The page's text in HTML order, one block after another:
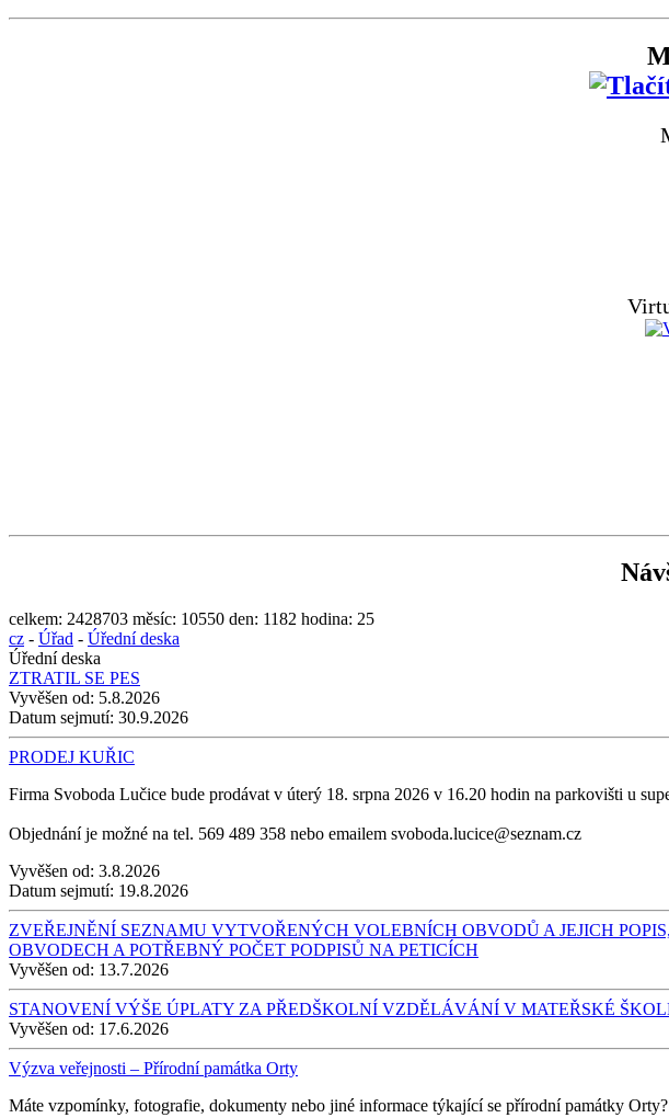
celkem: 2428703 měsíc: 10550 den: 1182 hodina: 25
cz - Úřad - Úřední deska
Úřední deska
ZTRATIL SE PES
Vyvěšen od: 5.8.2026
Datum sejmutí: 30.9.2026
PRODEJ KUŘIC
Firma Svoboda Lučice bude prodávat v úterý 18. srpna 2026 v 16.20 hodin na parkovišti u
Objednání je možné na tel. 569 489 358 nebo emailem svoboda.lucice@seznam.cz
Vyvěšen od: 3.8.2026
Datum sejmutí: 19.8.2026
ZVEŘEJNĚNÍ SEZNAMU VYTVOŘENÝCH VOLEBNÍCH OBVODŮ A JEJICH
OBVODECH A POTŘEBNÝ POČET PODPISŮ NA PETICÍCH
Vyvěšen od: 13.7.2026
STANOVENÍ VÝŠE ÚPLATY ZA PŘEDŠKOLNÍ VZDĚLÁVÁNÍ V MATEŘSKÉ
Vyvěšen od: 17.6.2026
Výzva veřejnosti – Přírodní památka Orty
Máte vzpomínky, fotografie, dokumenty nebo jiné informace týkající se přírodní památky Orty?